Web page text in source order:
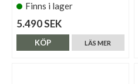
Finns i lager
5.490 SEK
LÄS MER
KÖP